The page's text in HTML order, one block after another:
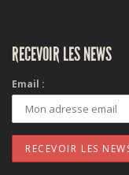
RECEVOIR LES NEWS
Email :